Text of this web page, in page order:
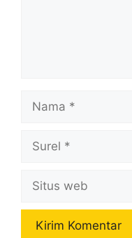
Nama
Surel
Situs
web